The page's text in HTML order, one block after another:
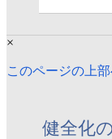
×
このページの上
健全化